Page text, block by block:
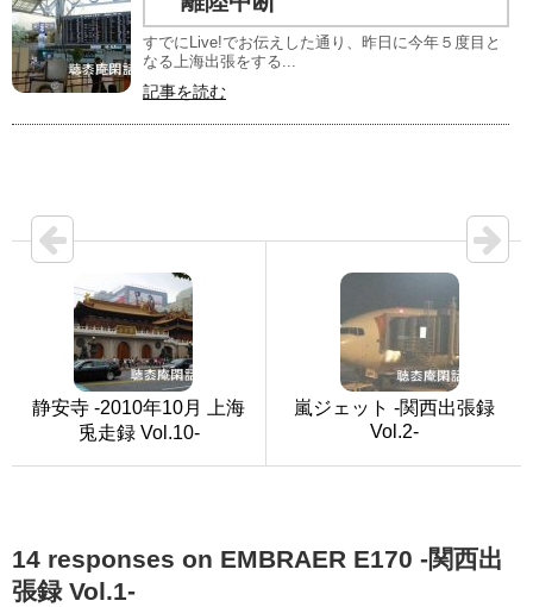
すでにLive!でお伝えした通り、昨日に今年５度目と
なる上海出張をする...
記事を読む
静安寺 -2010年10月 上海
兎走録 Vol.10-
嵐ジェット -関西出張録
Vol.2-
14 responses on EMBRAER E170 -関西出
張録 Vol.1-